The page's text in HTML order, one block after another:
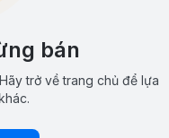
bán
trở về trang chủ để lựa